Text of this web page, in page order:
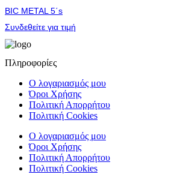
BIC METAL 5΄s
Συνδεθείτε για τιμή
Πληροφορίες
Ο λογαριασμός μου
Όροι Χρήσης
Πολιτική Απορρήτου
Πολιτική Cookies
Ο λογαριασμός μου
Όροι Χρήσης
Πολιτική Απορρήτου
Πολιτική Cookies